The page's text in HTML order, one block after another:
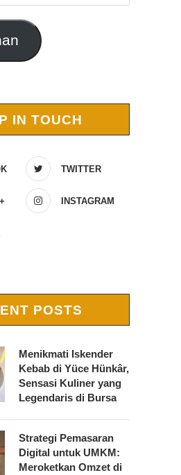
IN TOUCH
TWITTER
INSTAGRAM
POSTS
Menikmati Iskender
Kebab di Yüce Hünkâr,
Sensasi Kuliner yang
Legendaris di Bursa
Strategi Pemasaran
Digital untuk UMKM:
Meroketkan Omzet di